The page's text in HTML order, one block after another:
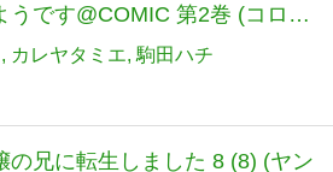
うです@COMIC 第2巻 (コロ
ックス)
カレヤタミエ 駒田ハチ
の兄に転生しました 8 (8) (ヤン